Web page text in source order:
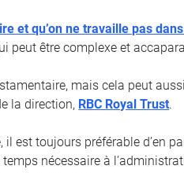
et qu’on ne travaille pas
peut être complexe et
mais cela peut
la direction, RBC Royal Trust.
est toujours préférable d’en
nécessaire à